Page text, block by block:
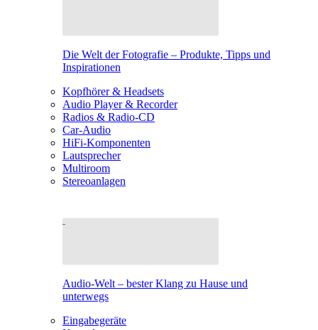
Die Welt der Fotografie – Produkte, Tipps und
Inspirationen
Kopfhörer & Headsets
Audio Player & Recorder
Radios & Radio-CD
Car-Audio
HiFi-Komponenten
Lautsprecher
Multiroom
Stereoanlagen
Audio-Welt – bester Klang zu Hause und
unterwegs
Eingabegeräte